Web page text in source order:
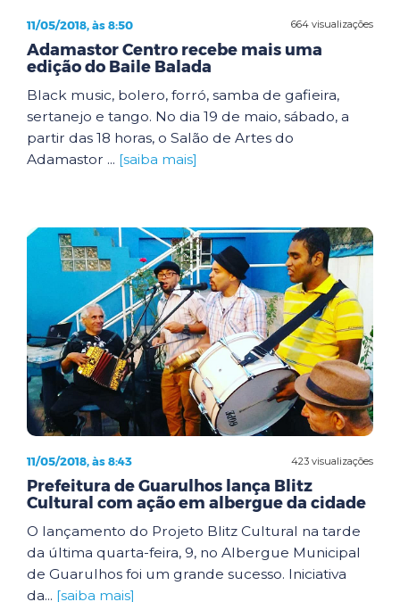
664 visualizações
11/05/2018, às 8:50
Adamastor Centro recebe mais uma
edição do Baile Balada
Black music, bolero, forró, samba de gafieira,
sertanejo e tango. No dia 19 de maio, sábado, a
partir das 18 horas, o Salão de Artes do
Adamastor ... [saiba mais]
423 visualizações
11/05/2018, às 8:43
Prefeitura de Guarulhos lança Blitz
Cultural com ação em albergue da cidade
O lançamento do Projeto Blitz Cultural na tarde
da última quarta-feira, 9, no Albergue Municipal
de Guarulhos foi um grande sucesso. Iniciativa
da... [saiba mais]